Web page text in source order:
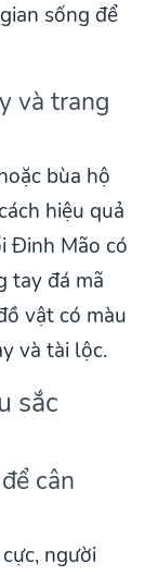
sống để
và trang
bùa hộ
hiệu quả
Đinh Mão có
tay đá mã
vật có màu
và tài lộc.
sắc
cân
người